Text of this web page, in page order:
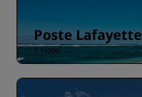
Poste Lafayette
1 Hotel